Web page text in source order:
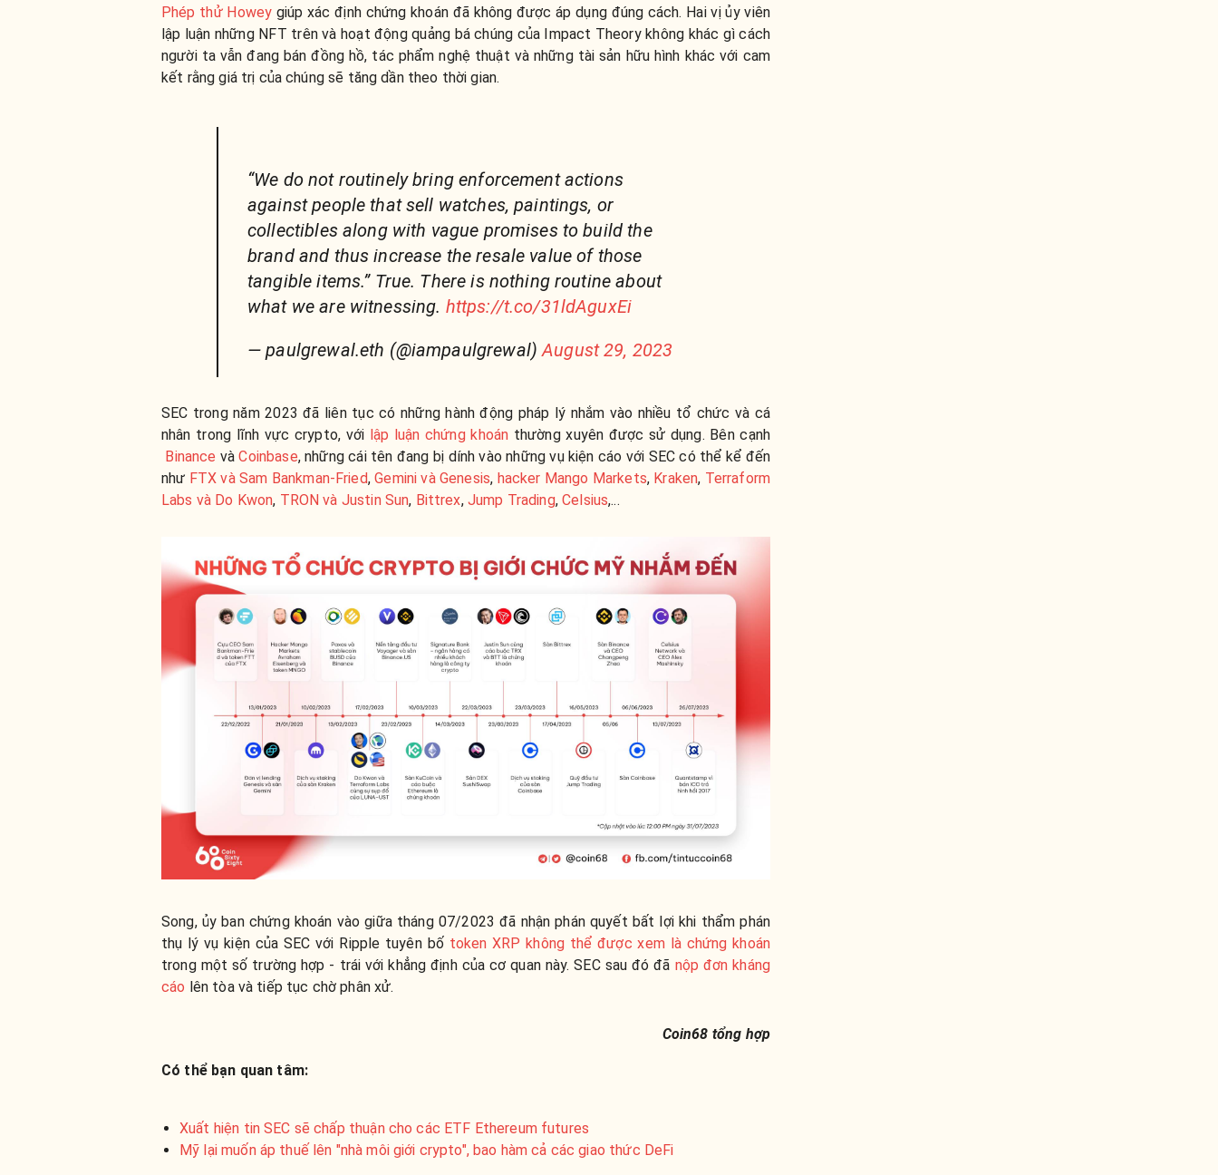
Phép thử Howey giúp xác định chứng khoán đã không được áp dụng đúng cách. Hai vị ủy viên
lập luận những NFT trên và hoạt động quảng bá chúng của Impact Theory không khác gì cách
người ta vẫn đang bán đồng hồ, tác phẩm nghệ thuật và những tài sản hữu hình khác với cam
kết rằng giá trị của chúng sẽ tăng dần theo thời gian.
“We do not routinely bring enforcement actions
against people that sell watches, paintings, or
collectibles along with vague promises to build the
brand and thus increase the resale value of those
tangible items.” True. There is nothing routine about
what we are witnessing. https://t.co/31ldAguxEi
— paulgrewal.eth (@iampaulgrewal)August 29, 2023
SEC trong năm 2023 đã liên tục có những hành động pháp lý nhắm vào nhiều tổ chức và cá
nhân trong lĩnh vực crypto, với lập luận chứng khoán thường xuyên được sử dụng. Bên cạnh
Binance vàCoinbase, những cái tên đang bị dính vào những vụ kiện cáo với SEC có thể kể đến
như FTX và Sam Bankman-Fried,Gemini và Genesis, hacker Mango Markets, Kraken, Terraform
Labs và Do Kwon, TRON và Justin Sun, Bittrex, Jump Trading,Celsius,...
Song, ủy ban chứng khoán vào giữa tháng 07/2023 đã nhận phán quyết bất lợi khi thẩm phán
thụ lý vụ kiện của SEC với Ripple tuyên bố token XRP không thể được xem là chứng khoán
trong một số trường hợp - trái với khẳng định của cơ quan này. SEC sau đó đã nộp đơn kháng
cáo lên tòa và tiếp tục chờ phân xử.
Coin68 tổng hợp
Có thể bạn quan tâm:
Xuất hiện tin SEC sẽ chấp thuận cho các ETF Ethereum futures
Mỹ lại muốn áp thuế lên "nhà môi giới crypto", bao hàm cả các giao thức DeFi